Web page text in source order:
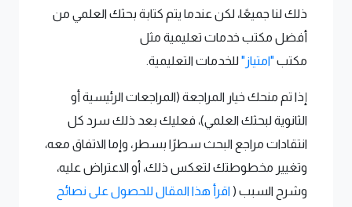
ذلك لنا جميعًا، لكن عندما يتم كتابة بحثك العلمي من
أفضل مكتب خدمات تعليمية مثل
مكتب "امتياز" للخدمات التعليمية.
إذا تم منحك خيار المراجعة (المراجعات الرئيسية أو
الثانوية لبحثك العلمي)، فعليك بعد ذلك سرد كل
انتقادات مراجع البحث سطرًا بسطر، وإما الاتفاق معه،
وتغيير مخطوطتك لتعكس ذلك، أو الاعتراض عليه،
وشرح السبب ( اقرأ هذا المقال للحصول على نصائح